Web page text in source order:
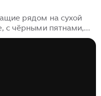
рядом на сухой
с чёрными пятнами,
в одну линию. Они